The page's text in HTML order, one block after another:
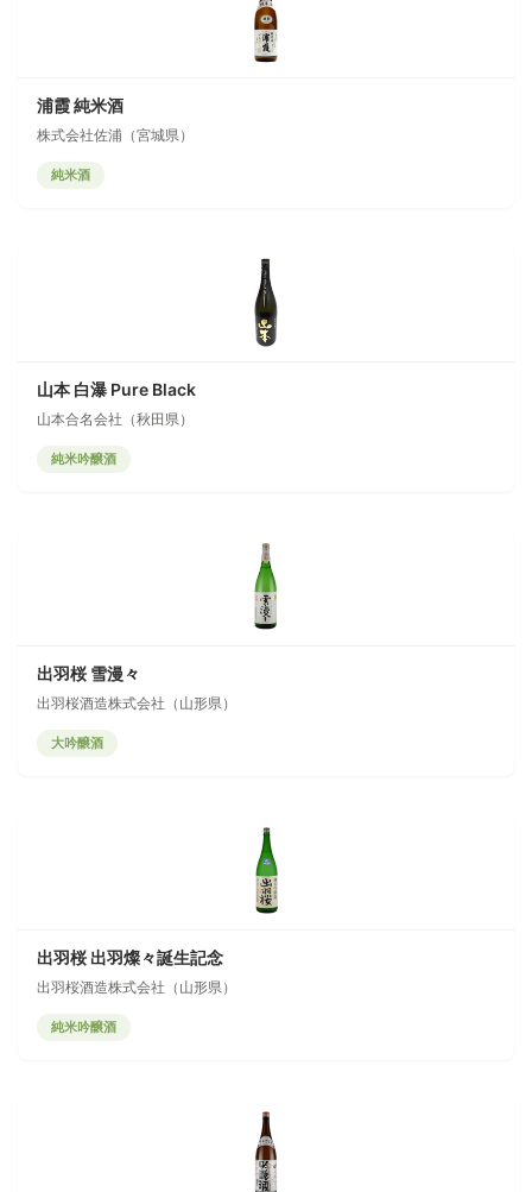
浦霞 純米酒
株式会社佐浦（宮城県）
純米酒
山本 白瀑 Pure Black
山本合名会社（秋田県）
純米吟醸酒
出羽桜 雪漫々
出羽桜酒造株式会社（山形県）
大吟醸酒
出羽桜 出羽燦々誕生記念
出羽桜酒造株式会社（山形県）
純米吟醸酒